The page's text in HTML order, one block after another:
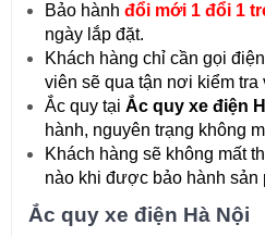
Bảo hànhđổi mới 1 đổi 1
ngày lắp đặt.
Khách hàng chỉ cần gọi
viên sẽ qua tận nơi kiểm tra
Ắc quy tại Ắc quy xe điện
hành, nguyên trạng không
Khách hàng sẽ không mất
nào khi được bảo hành sản
Ắc quy xe điện Hà Nội